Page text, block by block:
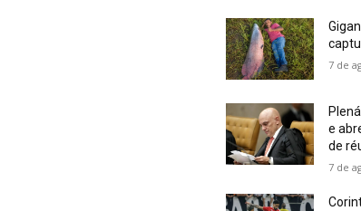
7 de
e
de
7 de